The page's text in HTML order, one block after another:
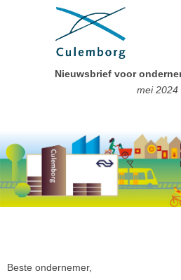
Nieuwsbrief voor
mei 2024
Beste ondernemer,